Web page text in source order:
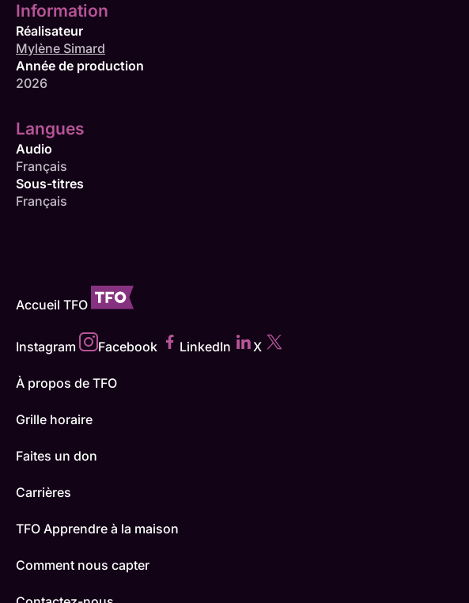
Information
Réalisateur
Mylène Simard
Année de production
2026
Langues
Audio
Français
Sous-titres
Français
Accueil TFO
Instagram Facebook LinkedIn X
À propos de TFO
Grille horaire
Faites un don
Carrières
TFO Apprendre à la maison
Comment nous capter